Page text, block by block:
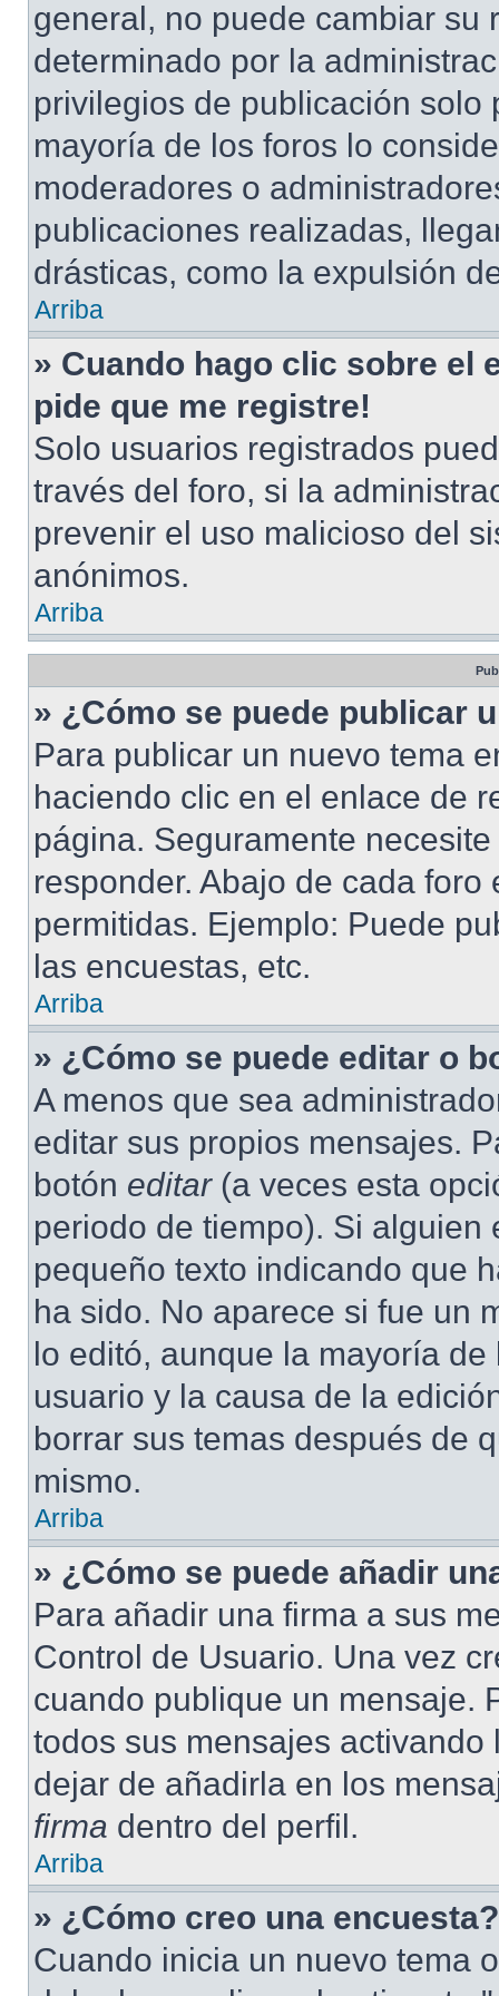
general, no puede cambiar su
determinado por la
privilegios de publicación solo
mayoría de los foros lo
moderadores o
publicaciones realizadas,
drásticas, como la expulsión
Arriba
» Cuando hago clic sobre el
pide que me registre!
Solo usuarios registrados
través del foro, si la
prevenir el uso malicioso del
anónimos.
Arriba
» ¿Cómo se puede publicar
Para publicar un nuevo tema
haciendo clic en el enlace de
página. Seguramente
responder. Abajo de cada
permitidas. Ejemplo: Puede
las encuestas, etc.
Arriba
» ¿Cómo se puede editar o
A menos que sea
editar sus propios mensajes.
botón editar(a veces esta
periodo de tiempo). Si
pequeño texto indicando que
ha sido. No aparece si fue un
lo editó, aunque la mayoría
usuario y la causa de la
borrar sus temas después de
mismo.
Arriba
» ¿Cómo se puede añadir
Para añadir una firma a sus
Control de Usuario. Una vez
cuando publique un mensaje.
todos sus mensajes
dejar de añadirla en los
firma dentro del perfil.
Arriba
» ¿Cómo creo una encuesta?
Cuando inicia un nuevo tema